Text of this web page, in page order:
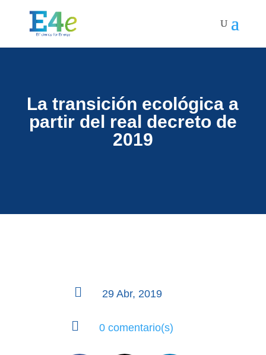
La transición ecológica a
partir del real decreto de
2019
 29 Abr, 2019
 0 comentario(s)